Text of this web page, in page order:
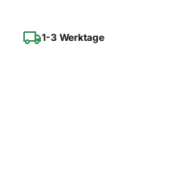
1-3 Werktage